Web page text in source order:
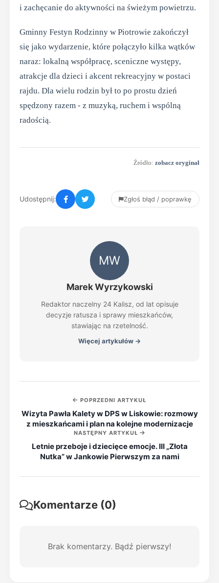
i zachęcanie do aktywności na świeżym powietrzu.
Gminny Festyn Rodzinny w Piotrowie zakończył
się jako wydarzenie, które połączyło kilka wątków
naraz: lokalną współpracę, sceniczne występy,
atrakcje dla dzieci i akcent rekreacyjny w postaci
rajdu. Dla wielu rodzin był to po prostu dzień
spędzony razem - z muzyką, ruchem i wspólną
radością.
Źródło: zobacz oryginał
Udostępnij: Zgłoś błąd / poprawkę
MW
Marek Wyrzykowski
Redaktor naczelny 24 Kalisz, od lat opisuje
decyzje ratusza i sprawy mieszkańców,
stawiając na rzetelność.
Więcej artykułów →
POPRZEDNI ARTYKUŁ
Wizyta Pawła Kalety w DPS w Liskowie: rozmowy
z mieszkańcami i plan na kolejne modernizacje
NASTĘPNY ARTYKUŁ
Letnie przeboje i dziecięce emocje. III „Złota
Nutka” w Jankowie Pierwszym za nami
Komentarze (0)
Brak komentarzy. Bądź pierwszy!